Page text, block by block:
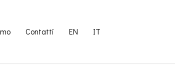
Contatti EN IT